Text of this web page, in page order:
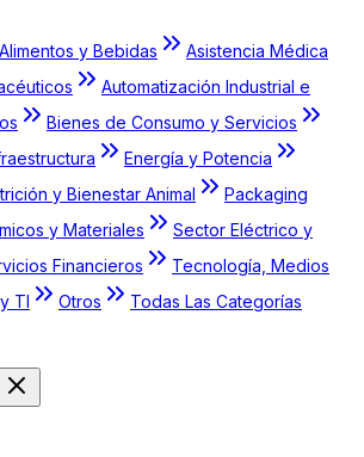
Alimentos y Bebidas
Asistencia Médica
Automatización Industrial e
Bienes de Consumo y Servicios
Energía y Potencia
y Bienestar Animal
Packaging
y Materiales
Sector Eléctrico y
Financieros
Tecnología, Medios
TI
Otros Todas Las Categorías